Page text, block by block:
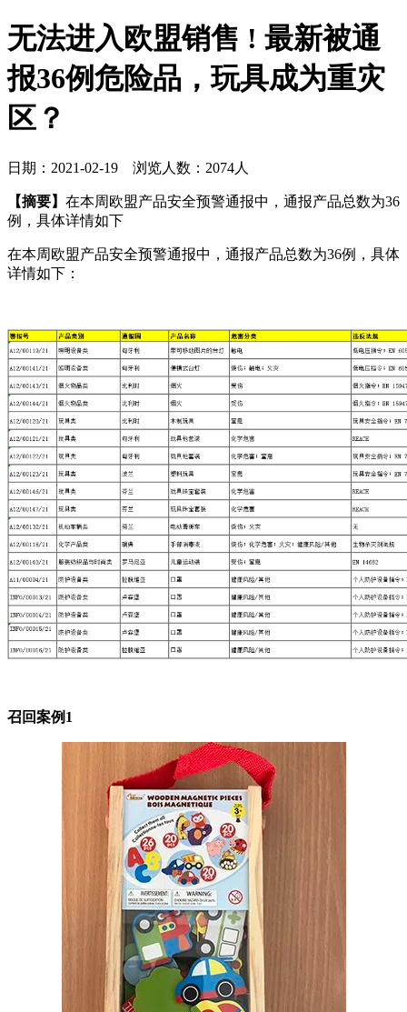
无法进入欧盟销售 ! 最新被通
报36例危险品，玩具成为重灾
区？
日期：2021-02-19 浏览人数：2074人
【摘要】 在本周欧盟产品安全预警通报中，通报产品总数为36
例，具体详情如下
在本周欧盟产品安全预警通报中，通报产品总数为36例，具体
详情如下：
召回案例1